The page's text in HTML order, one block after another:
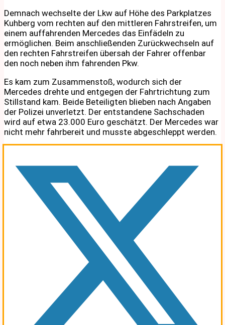
Demnach wechselte der Lkw auf Höhe des Parkplatzes
Kuhberg vom rechten auf den mittleren Fahrstreifen, um
einem auffahrenden Mercedes das Einfädeln zu
ermöglichen. Beim anschließenden Zurückwechseln auf
den rechten Fahrstreifen übersah der Fahrer offenbar
den noch neben ihm fahrenden Pkw.
Es kam zum Zusammenstoß, wodurch sich der
Mercedes drehte und entgegen der Fahrtrichtung zum
Stillstand kam. Beide Beteiligten blieben nach Angaben
der Polizei unverletzt. Der entstandene Sachschaden
wird auf etwa 23.000 Euro geschätzt. Der Mercedes war
nicht mehr fahrbereit und musste abgeschleppt werden.